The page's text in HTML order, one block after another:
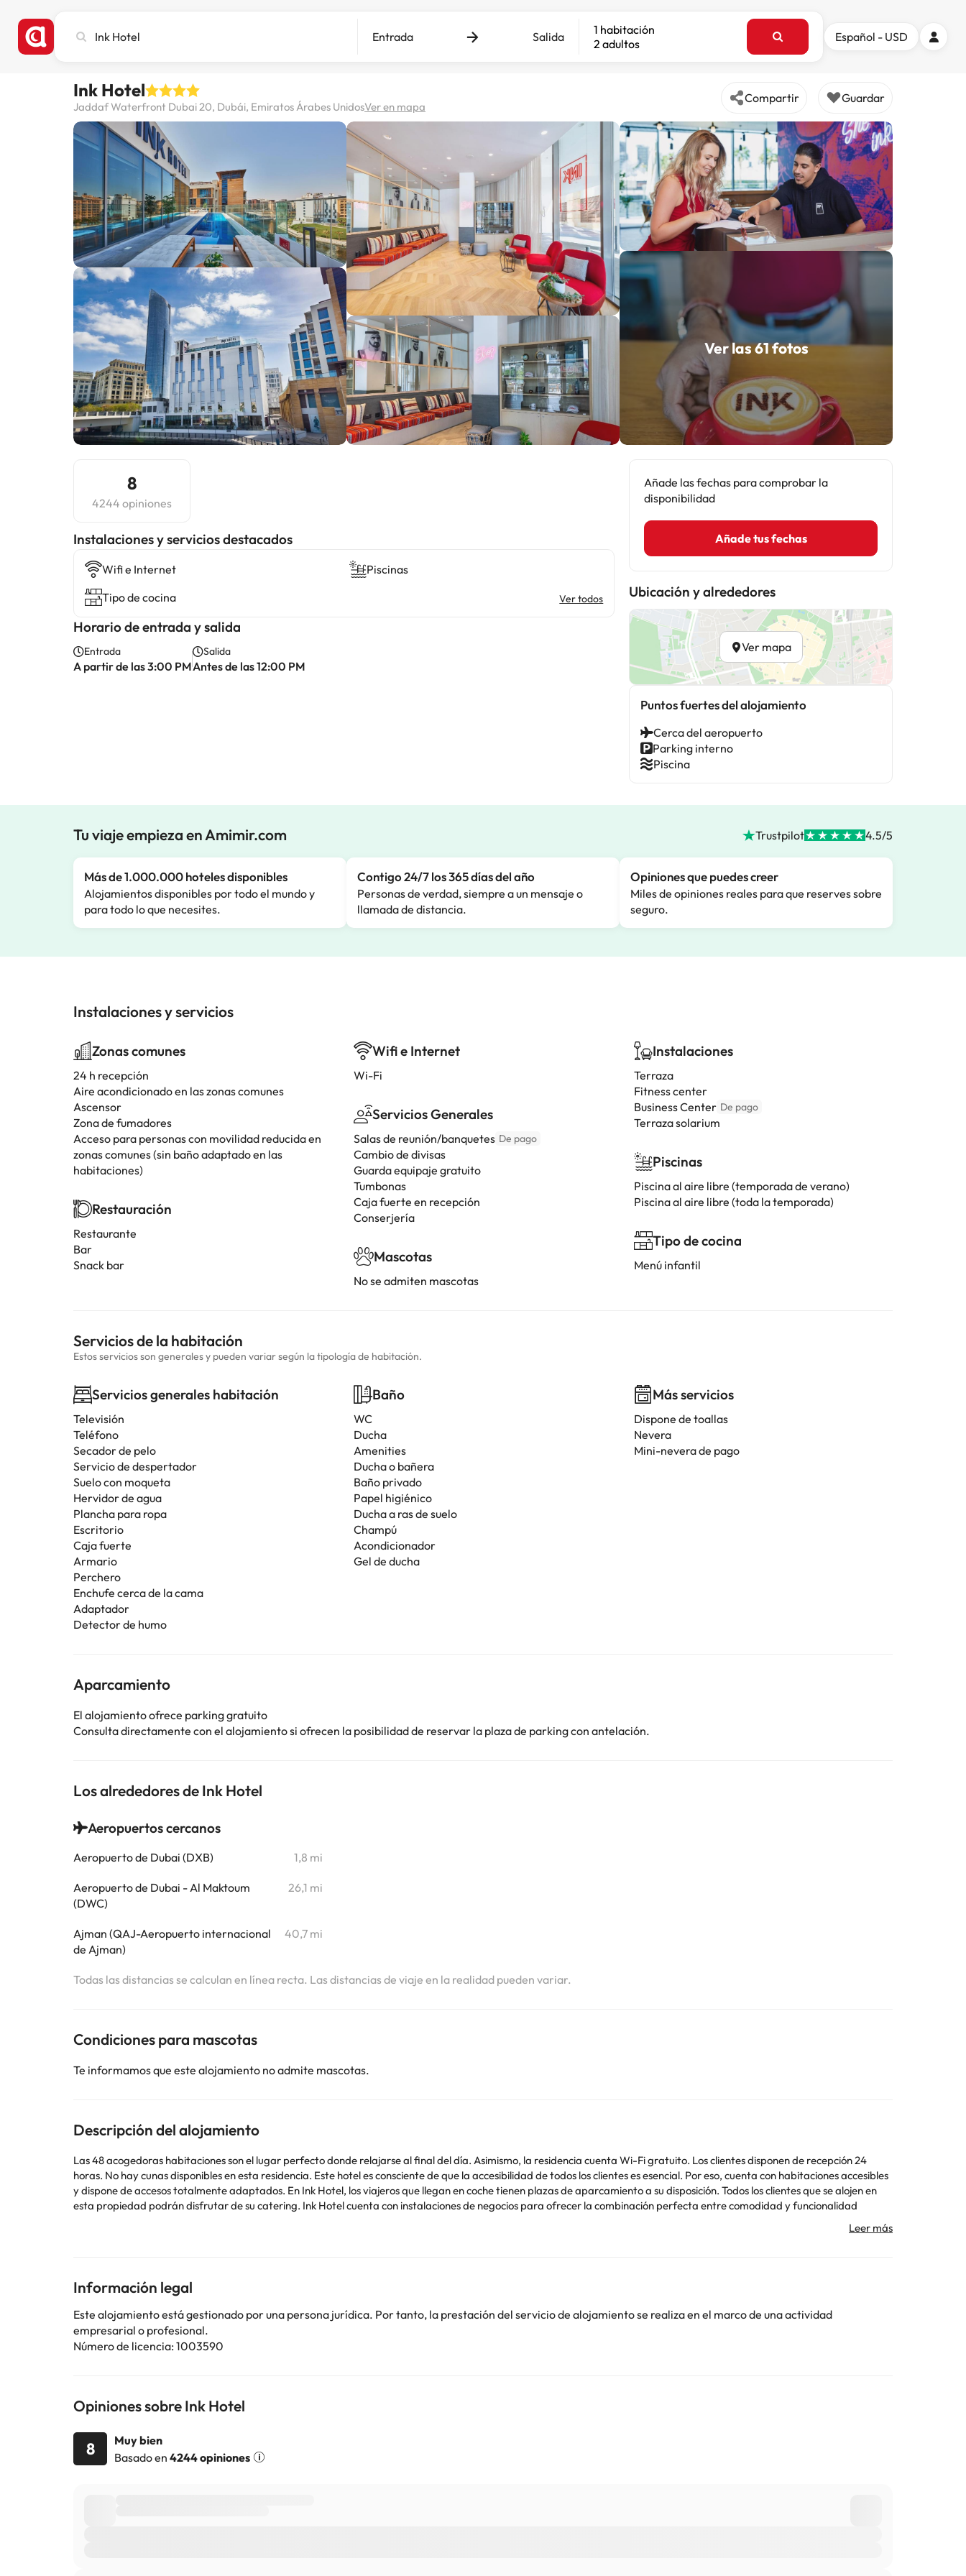
ciudad,
destino
Entrada Salida
1 habitación
2 adultos
Español - USD
Ink Hotel
Jaddaf Waterfront Dubai 20, Dubái, Emiratos Árabes UnidosVer en mapa
Compartir Guardar
Ver las 61 fotos
8
4244 opiniones
Instalaciones y servicios destacados
Wifi e Internet
Piscinas
Tipo de cocina
Ver todos
Horario de entrada y salida
Entrada
A partir de las 3:00 PM
Salida
Antes de las 12:00 PM
Añade las fechas para comprobar la
disponibilidad
Añade tus fechas
Ubicación y alrededores
Ver mapa
Puntos fuertes del alojamiento
Cerca del aeropuerto
Parking interno
Piscina
Tu viaje empieza en Amimir.com Trustpilot 4.5/5
Más de 1.000.000 hoteles disponibles
Alojamientos disponibles por todo el mundo y
para todo lo que necesites.
Contigo 24/7 los 365 días del año
Personas de verdad, siempre a un mensaje o
llamada de distancia.
Opiniones que puedes creer
Miles de opiniones reales para que reserves sobre
seguro.
Instalaciones y servicios
Zonas comunes
24 h recepción
Aire acondicionado en las zonas comunes
Ascensor
Zona de fumadores
Acceso para personas con movilidad reducida en
zonas comunes (sin baño adaptado en las
habitaciones)
Restauración
Restaurante
Bar
Snack bar
Wifi e Internet
Wi-Fi
Servicios Generales
Salas de reunión/banquetes De pago
Cambio de divisas
Guarda equipaje gratuito
Tumbonas
Caja fuerte en recepción
Conserjería
Mascotas
No se admiten mascotas
Instalaciones
Terraza
Fitness center
Business Center De pago
Terraza solarium
Piscinas
Piscina al aire libre (temporada de verano)
Piscina al aire libre (toda la temporada)
Tipo de cocina
Menú infantil
Servicios de la habitación
Estos servicios son generales y pueden variar según la tipología de habitación.
Servicios generales habitación
Televisión
Teléfono
Secador de pelo
Servicio de despertador
Suelo con moqueta
Hervidor de agua
Plancha para ropa
Escritorio
Caja fuerte
Armario
Perchero
Enchufe cerca de la cama
Adaptador
Detector de humo
Baño
WC
Ducha
Amenities
Ducha o bañera
Baño privado
Papel higiénico
Ducha a ras de suelo
Champú
Acondicionador
Gel de ducha
Más servicios
Dispone de toallas
Nevera
Mini-nevera de pago
Aparcamiento
El alojamiento ofrece parking gratuito
Consulta directamente con el alojamiento si ofrecen la posibilidad de reservar la plaza de parking con antelación.
Los alrededores de Ink Hotel
Aeropuertos cercanos
Aeropuerto de Dubai (DXB) 1,8 mi
Aeropuerto de Dubai - Al Maktoum
(DWC)
26,1 mi
Ajman (QAJ-Aeropuerto internacional
de Ajman)
40,7 mi
Todas las distancias se calculan en línea recta. Las distancias de viaje en la realidad pueden variar.
Condiciones para mascotas
Te informamos que este alojamiento no admite mascotas.
Descripción del alojamiento
Las 48 acogedoras habitaciones son el lugar perfecto donde relajarse al final del día. Asimismo, la residencia cuenta Wi-Fi gratuito. Los clientes disponen de recepción 24
horas. No hay cunas disponibles en esta residencia. Este hotel es consciente de que la accesibilidad de todos los clientes es esencial. Por eso, cuenta con habitaciones accesibles
y dispone de accesos totalmente adaptados. En Ink Hotel, los viajeros que llegan en coche tienen plazas de aparcamiento a su disposición. Todos los clientes que se alojen en
esta propiedad podrán disfrutar de su catering. Ink Hotel cuenta con instalaciones de negocios para ofrecer la combinación perfecta entre comodidad y funcionalidad
cambios por parte del alojamiento. Si tienes dudas, contáctanos.
Información legal
Este alojamiento está gestionado por una persona jurídica. Por tanto, la prestación del servicio de alojamiento se realiza en el marco de una actividad
empresarial o profesional.
Número de licencia: 1003590
Opiniones sobre Ink Hotel
8
Muy bien
Basado en 4244 opiniones